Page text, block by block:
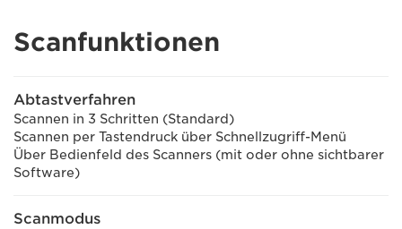
Scanfunktionen
Abtastverfahren
Scannen in 3 Schritten (Standard)
Scannen per Tastendruck über Schnellzugriff-Menü
Über Bedienfeld des Scanners (mit oder ohne sichtbarer
Software)
Scanmodus